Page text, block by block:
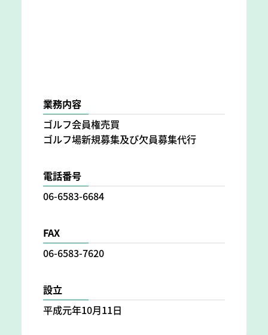
業務内容
ゴルフ会員権売買
ゴルフ場新規募集及び欠員募集代行
電話番号
06-6583-6684
FAX
06-6583-7620
設立
平成元年10月11日